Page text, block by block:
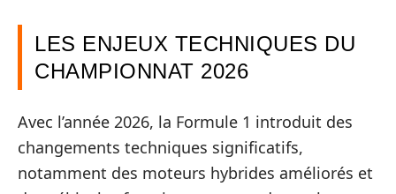
LES ENJEUX TECHNIQUES DU
CHAMPIONNAT 2026
Avec l’année 2026, la Formule 1 introduit des
changements techniques significatifs,
notamment des moteurs hybrides améliorés et